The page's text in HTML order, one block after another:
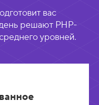
вас
решают PHP-
уровней.